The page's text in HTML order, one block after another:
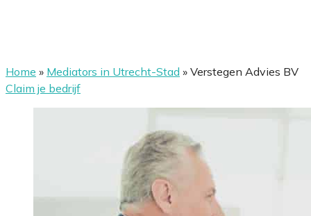
Home » Mediators in Utrecht-Stad » Verstegen Advies BV
Claim je bedrijf